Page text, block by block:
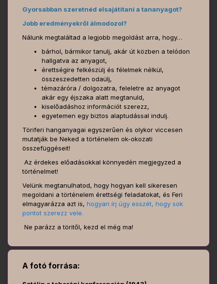
Gyorsabban szeretnéd elsajátítani a tananyagot?
Jobb eredményekről álmodozol?
Nálunk megtaláltad a legjobb megoldást arra, hogy…
bárhol, bármikor tanulj, akár út közben a telódon
hallgatva az anyagot,
érettségire felkészülj és félelmek nélkül,
összeszedetten odaülj,
témazáróra / dolgozatra, feleletre az anyagot
akár egy éjszaka alatt megtanuld,
kiselőadáshoz információt szerezz,
egyetemen egy biztos alaptudással indulj.
Töriferi hanganyagai egyszerűen és olykor viccesen
mutatják be Neked a történelem ok-okozati
összefüggéseit!
Az érdekes előadásokkal könnyedén megjegyzed a
történelmet!
Velünk megtanulhatod, hogy hogyan kell sikeresen
megoldani a történelem érettségi feladatokat, és Feri
elmagyarázza azt is, hogyan írj úgy esszét, hogy sok
pontot szerezz vele.
Ne parázz a töritől, kezd el még ma!
A fotó forrása: